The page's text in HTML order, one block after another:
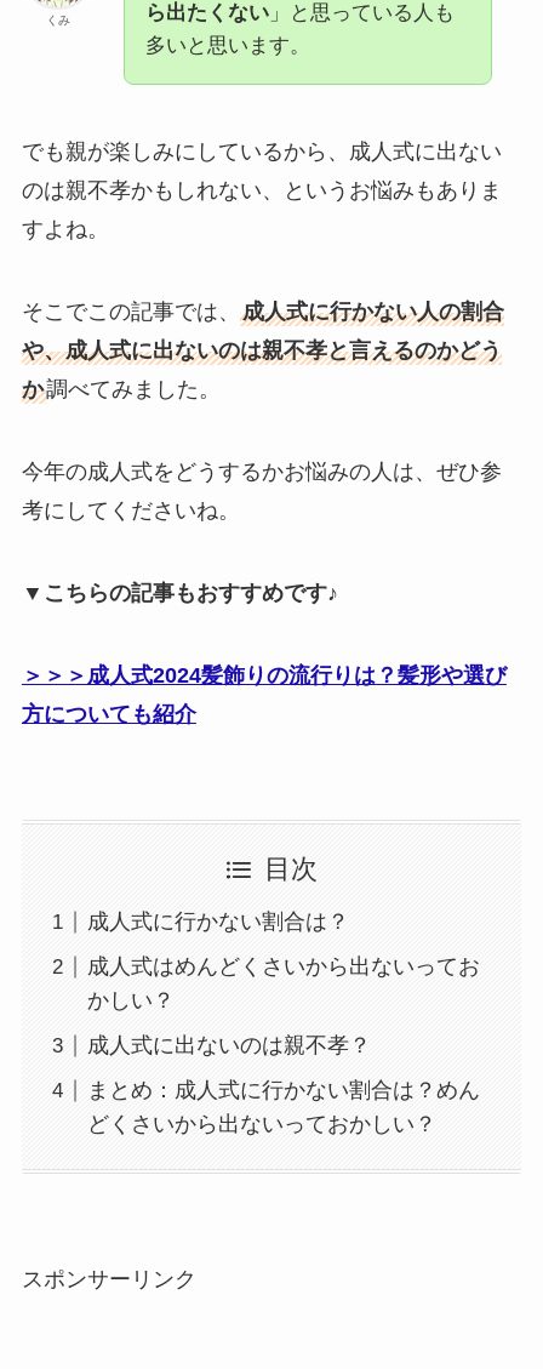
くみ
ら出たくない」と思っている人も
多いと思います。
でも親が楽しみにしているから、成人式に出ない
のは親不孝かもしれない、というお悩みもありま
すよね。
そこでこの記事では、 成人式に行かない人の割合
や、成人式に出ないのは親不孝と言えるのかどう
か調べてみました。
今年の成人式をどうするかお悩みの人は、ぜひ参
考にしてくださいね。
▼こちらの記事もおすすめです♪
＞＞＞成人式2024髪飾りの流行りは？髪形や選び
方についても紹介
目次
成人式に行かない割合は？
成人式はめんどくさいから出ないってお
かしい？
成人式に出ないのは親不孝？
まとめ：成人式に行かない割合は？めん
どくさいから出ないっておかしい？
スポンサーリンク